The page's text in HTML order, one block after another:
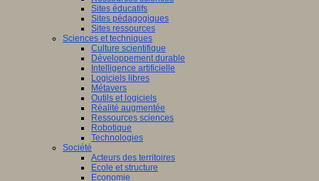
Sites éducatifs
Sites pédagogiques
Sites ressources
Sciences et techniques
Culture scientifique
Développement durable
Intelligence artificielle
Logiciels libres
Métavers
Outils et logiciels
Réalité augmentée
Ressources sciences
Robotique
Technologies
Société
Acteurs des territoires
Ecole et structure
Economie